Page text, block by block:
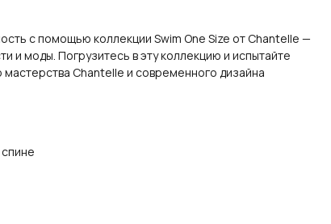
с помощью коллекции Swim One Size от Chantelle —
и моды. Погрузитесь в эту коллекцию и испытайте
Chantelle и современного дизайна